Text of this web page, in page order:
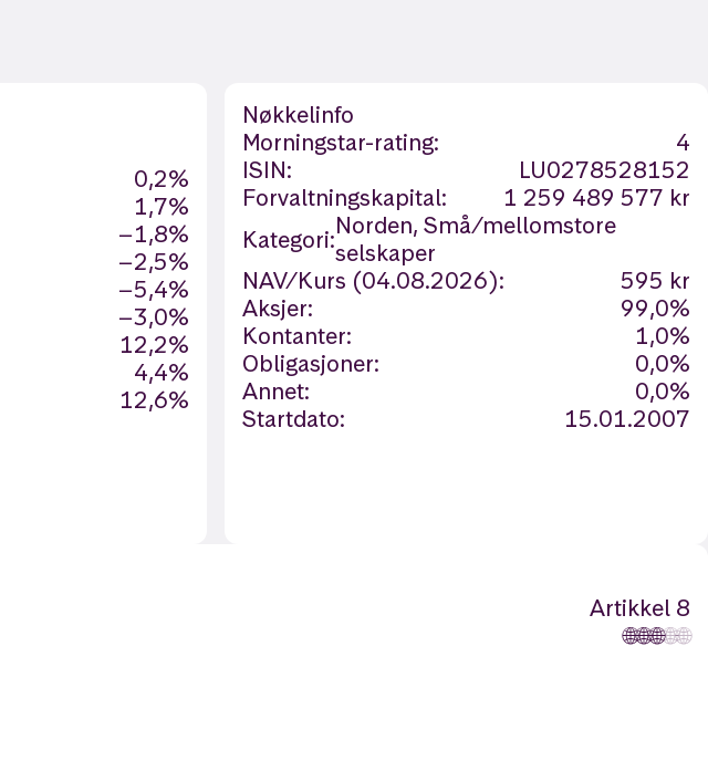
0,2%
1,7%
−1,8%
−2,5%
−5,4%
−3,0%
12,2%
4,4%
12,6%
Nøkkelinfo
Morningstar-rating:
4
ISIN:
LU0278528152
Forvaltningskapital:
1 259 489 577 kr
Kategori:Norden, Små/mellomstore
selskaper
NAV/Kurs (04.08.2026):
595 kr
Aksjer:
99,0%
Kontanter:
1,0%
Obligasjoner:
0,0%
Annet:
0,0%
Startdato:
15.01.2007
Artikkel 8
🌐🌐🌐🌐🌐